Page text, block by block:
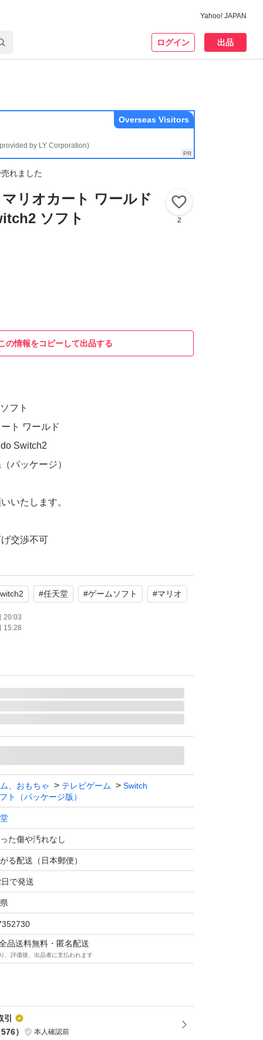
Yahoo! JAPAN
ログイン 出品
by LY Corporation)
Overseas Visitors
れました
リオカート ワールド
ソフト
2
の情報をコピーして出品する
フト
ト ワールド
Switch2
パッケージ）
いたします。
交渉不可
装になりますので緩衝材アリの梱包を希望
さい。
購入)
#任天堂 #ゲームソフト #マリオ
20:03
15:28
、おもちゃ テレビゲーム
Switch
ト（パッケージ版）
た傷や汚れなし
る配送（日本郵便）
で発送
品送料無料・匿名配送
、評価後、出品者に支払われます
576） 本人確認前